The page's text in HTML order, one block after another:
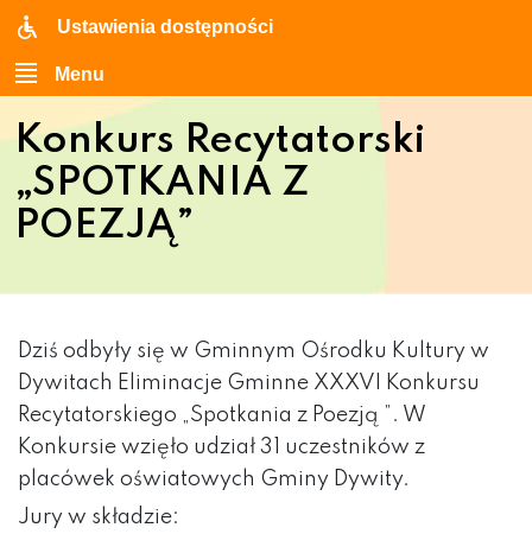
Ustawienia dostępności
Menu
Konkurs Recytatorski
„SPOTKANIA Z
POEZJĄ”
Dziś odbyły się w Gminnym Ośrodku Kultury w
Dywitach Eliminacje Gminne XXXVI Konkursu
Recytatorskiego „Spotkania z Poezją ”. W
Konkursie wzięło udział 31 uczestników z
placówek oświatowych Gminy Dywity.
Jury w składzie: